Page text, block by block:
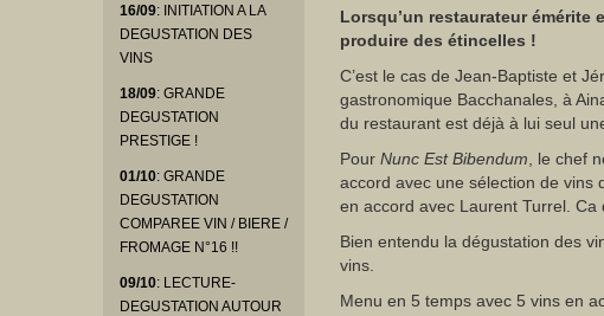
16/09: INITIATION A LA
DEGUSTATION DES
VINS
18/09: GRANDE
DEGUSTATION
PRESTIGE !
01/10: GRANDE
DEGUSTATION
COMPAREE VIN / BIERE /
FROMAGE N°16 !!
09/10: LECTURE-
DEGUSTATION AUTOUR
Lorsqu’un restaurateur émérite
produire des étincelles !
C’est le cas de Jean-Baptiste et
gastronomique Bacchanales, à
du restaurant est déjà à lui seul
Pour Nunc Est Bibendum , le chef
accord avec une sélection de vins
en accord avec Laurent Turrel. Ca
Bien entendu la dégustation des
vins.
Menu en 5 temps avec 5 vins en